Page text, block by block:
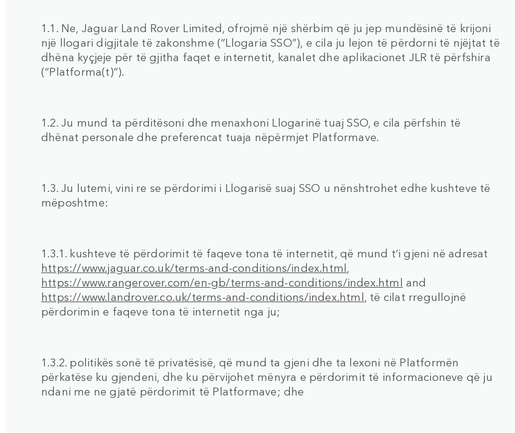
1.1. Ne, Jaguar Land Rover Limited, ofrojmë një shërbim që ju jep mundësinë të krijoni
një llogari digjitale të zakonshme (“Llogaria SSO”), e cila ju lejon të përdorni të njëjtat të
dhëna kyçjeje për të gjitha faqet e internetit, kanalet dhe aplikacionet JLR të përfshira
(“Platforma(t)”).
1.2. Ju mund ta përditësoni dhe menaxhoni Llogarinë tuaj SSO, e cila përfshin të
dhënat personale dhe preferencat tuaja nëpërmjet Platformave.
1.3. Ju lutemi, vini re se përdorimi i Llogarisë suaj SSO u nënshtrohet edhe kushteve të
mëposhtme:
1.3.1. kushteve të përdorimit të faqeve tona të internetit, që mund t’i gjeni në adresat
https://www.jaguar.co.uk/terms-and-conditions/index.html,
https://www.rangerover.com/en-gb/terms-and-conditions/index.html and
https://www.landrover.co.uk/terms-and-conditions/index.html, të cilat rregullojnë
përdorimin e faqeve tona të internetit nga ju;
1.3.2. politikës sonë të privatësisë, që mund ta gjeni dhe ta lexoni në Platformën
përkatëse ku gjendeni, dhe ku përvijohet mënyra e përdorimit të informacioneve që ju
ndani me ne gjatë përdorimit të Platformave; dhe